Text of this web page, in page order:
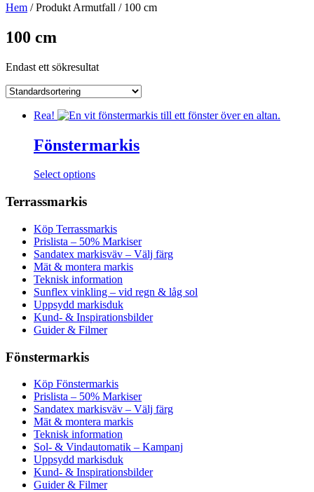
Hem / Produkt Armutfall / 100 cm
100 cm
Endast ett sökresultat
Rea!
Fönstermarkis
Select optionsDen
flera
varianter.
De
olika
alternativen
kan
väljas
på
produktsidan
Terrassmarkis
Köp Terrassmarkis
Prislista – 50% Markiser
Sandatex markisväv – Välj färg
Mät & montera markis
Teknisk information
Sunflex vinkling – vid regn & låg sol
Uppsydd markisduk
Kund- & Inspirationsbilder
Guider & Filmer
Fönstermarkis
Köp Fönstermarkis
Prislista – 50% Markiser
Sandatex markisväv – Välj färg
Mät & montera markis
Teknisk information
Sol- & Vindautomatik – Kampanj
Uppsydd markisduk
Kund- & Inspirationsbilder
Guider & Filmer